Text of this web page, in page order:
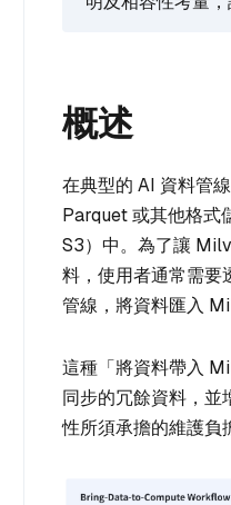
概述
在典型的 AI 資料管
Parquet 或其他格式
S3）中。為了讓
料，使用者通常需要
管線，將資料匯入
這種「將資料帶入
同步的冗餘資料，並
性所須承擔的維護負